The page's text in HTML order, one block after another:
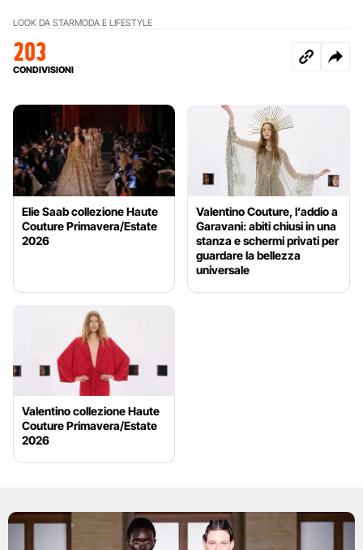
LOOK DA STARMODA E LIFESTYLE
203
CONDIVISIONI
Elie Saab collezione Haute
Couture Primavera/Estate
2026
Valentino Couture, l’addio a
Garavani: abiti chiusi in una
stanza e schermi privati per
guardare la bellezza
universale
Valentino collezione Haute
Couture Primavera/Estate
2026